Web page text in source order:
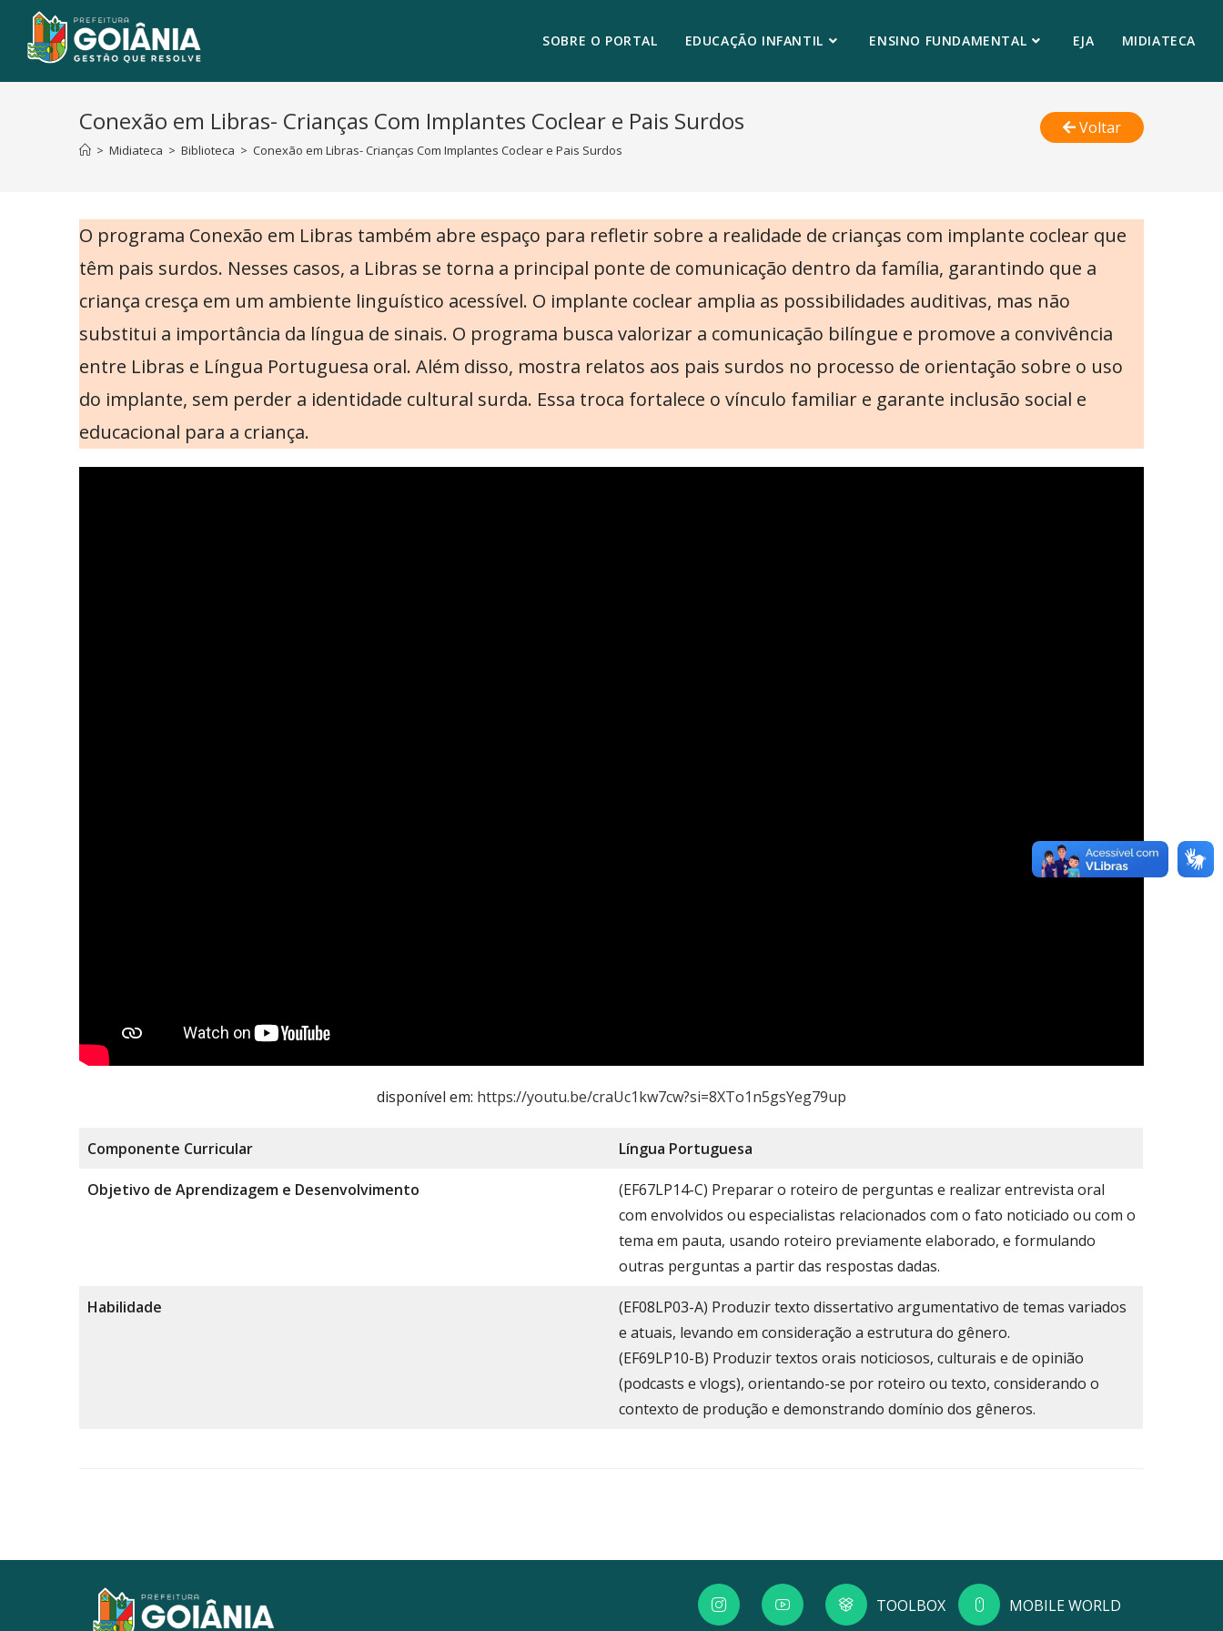
SOBRE O PORTAL EDUCAÇÃO INFANTIL ENSINO FUNDAMENTAL EJA MIDIATECA
Conexão em Libras- Crianças Com Implantes Coclear e Pais Surdos
> Midiateca > Biblioteca > Conexão em Libras- Crianças Com Implantes Coclear e Pais Surdos
Voltar
O programa Conexão em Libras também abre espaço para refletir sobre a realidade de crianças com implante coclear que
têm pais surdos. Nesses casos, a Libras se torna a principal ponte de comunicação dentro da família, garantindo que a
criança cresça em um ambiente linguístico acessível. O implante coclear amplia as possibilidades auditivas, mas não
substitui a importância da língua de sinais. O programa busca valorizar a comunicação bilíngue e promove a convivência
entre Libras e Língua Portuguesa oral. Além disso, mostra relatos aos pais surdos no processo de orientação sobre o uso
do implante, sem perder a identidade cultural surda. Essa troca fortalece o vínculo familiar e garante inclusão social e
educacional para a criança.
disponível em: https://youtu.be/craUc1kw7cw?si=8XTo1n5gsYeg79up
Componente Curricular Língua Portuguesa
Objetivo de Aprendizagem e Desenvolvimento
(EF67LP14-C) Preparar o roteiro de perguntas e realizar entrevista oral
com envolvidos ou especialistas relacionados com o fato noticiado ou com o
tema em pauta, usando roteiro previamente elaborado, e formulando
outras perguntas a partir das respostas dadas.
Habilidade
(EF08LP03-A) Produzir texto dissertativo argumentativo de temas variados
e atuais, levando em consideração a estrutura do gênero.
(EF69LP10-B) Produzir textos orais noticiosos, culturais e de opinião
(podcasts e vlogs), orientando-se por roteiro ou texto, considerando o
contexto de produção e demonstrando domínio dos gêneros.
TOOLBOX MOBILE WORLD